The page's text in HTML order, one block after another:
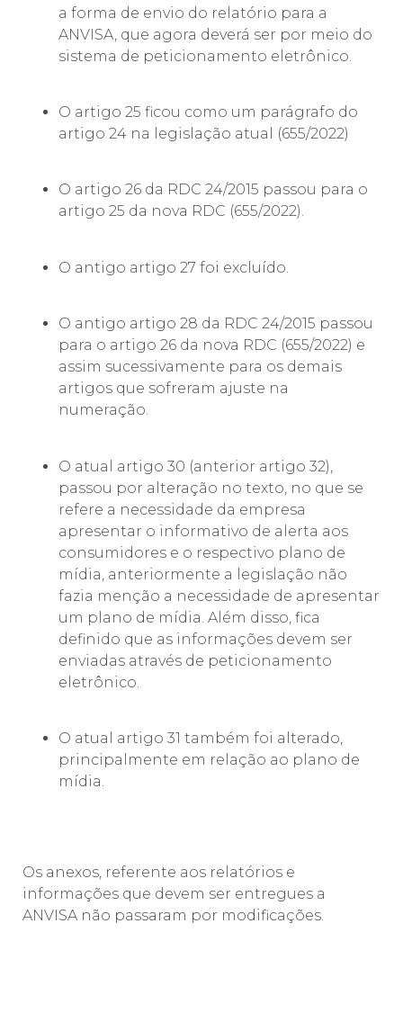
a forma de envio do relatório para a
ANVISA, que agora deverá ser por meio do
sistema de peticionamento eletrônico.
O artigo 25 ficou como um parágrafo do
artigo 24 na legislação atual (655/2022)
O artigo 26 da RDC 24/2015 passou para o
artigo 25 da nova RDC (655/2022).
O antigo artigo 27 foi excluído.
O antigo artigo 28 da RDC 24/2015 passou
para o artigo 26 da nova RDC (655/2022) e
assim sucessivamente para os demais
artigos que sofreram ajuste na
numeração.
O atual artigo 30 (anterior artigo 32),
passou por alteração no texto, no que se
refere a necessidade da empresa
apresentar o informativo de alerta aos
consumidores e o respectivo plano de
mídia, anteriormente a legislação não
fazia menção a necessidade de apresentar
um plano de mídia. Além disso, fica
definido que as informações devem ser
enviadas através de peticionamento
eletrônico.
O atual artigo 31 também foi alterado,
principalmente em relação ao plano de
mídia.
Os anexos, referente aos relatórios e
informações que devem ser entregues a
ANVISA não passaram por modificações.